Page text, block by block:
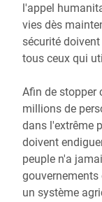
l'appel
vies dès
sécurité
tous ceux qui
Afin de stopper
millions de
dans l'extrême
doivent
peuple n'a
un système